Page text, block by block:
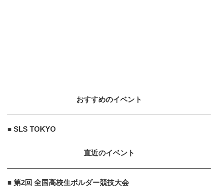
おすすめのイベント
■ SLS TOKYO
直近のイベント
■ 第2回 全国高校生ボルダー競技大会